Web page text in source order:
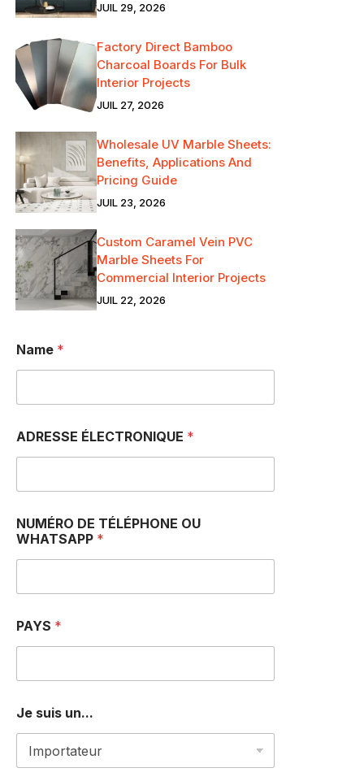
JUIL 29, 2026
Factory Direct Bamboo
Charcoal Boards For Bulk
Interior Projects
JUIL 27, 2026
Wholesale UV Marble Sheets:
Benefits, Applications And
Pricing Guide
JUIL 23, 2026
Custom Caramel Vein PVC
Marble Sheets For
Commercial Interior Projects
JUIL 22, 2026
D
R
S
E
N
U
É
O
A
E
Name *
ADRESSE ÉLECTRONIQUE *
NUMÉRO DE TÉLÉPHONE OU
WHATSAPP *
PAYS *
Je suis un...